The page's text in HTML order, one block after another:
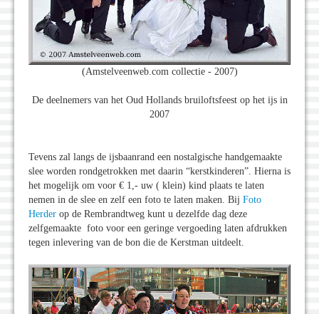
(Amstelveenweb.com collectie - 2007)
De deelnemers van het Oud Hollands bruiloftsfeest op het ijs in
2007
Tevens zal langs de ijsbaanrand een nostalgische handgemaakte
slee worden rondgetrokken met daarin “kerstkinderen”. Hierna is
het mogelijk om voor € 1,- uw ( klein) kind plaats te laten
nemen in de slee en zelf een foto te laten maken. Bij Foto
Herder op de Rembrandtweg kunt u dezelfde dag deze
zelfgemaakte foto voor een geringe vergoeding laten afdrukken
tegen inlevering van de bon die de Kerstman uitdeelt.